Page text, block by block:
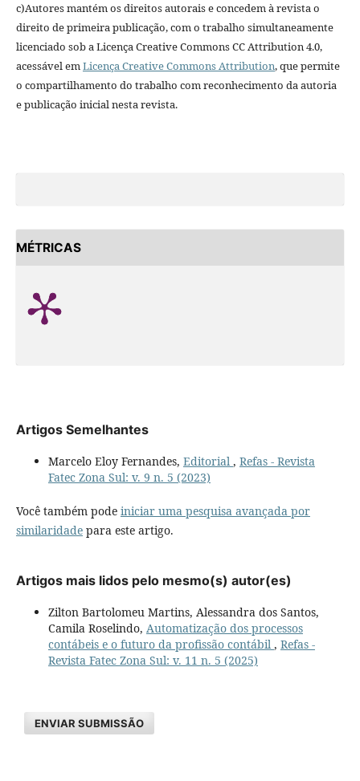
c)Autores mantém os direitos autorais e concedem à revista o
direito de primeira publicação, com o trabalho simultaneamente
licenciado sob a Licença Creative Commons CC Attribution 4.0,
acessável emLicença Creative Commons Attribution, que permite
o compartilhamento do trabalho com reconhecimento da autoria
e publicação inicial nesta revista.
MÉTRICAS
Artigos Semelhantes
Marcelo Eloy Fernandes, Editorial , Refas - Revista
Fatec Zona Sul: v. 9 n. 5 (2023)
Você também pode iniciar uma pesquisa avançada por
similaridadepara este artigo.
Artigos mais lidos pelo mesmo(s) autor(es)
Zilton Bartolomeu Martins, Alessandra dos Santos,
Camila Roselindo, Automatização dos processos
contábeis e o futuro da profissão contábil , Refas -
Revista Fatec Zona Sul: v. 11 n. 5 (2025)
ENVIAR SUBMISSÃO